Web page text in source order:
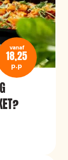
vanaf
18,25
p.p